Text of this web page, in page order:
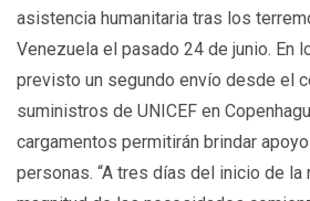
asistencia humanitaria tras los
Venezuela el pasado 24 de junio. En
previsto un segundo envío desde el
suministros de UNICEF en
cargamentos permitirán brindar
personas. “A tres días del inicio de la